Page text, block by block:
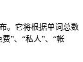
。它将根据单词总数
”、“私人”、“帐